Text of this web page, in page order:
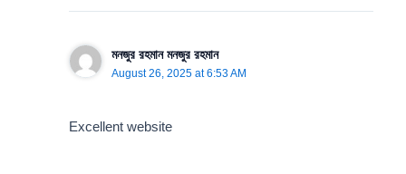
মনজুর রহমান মনজুর রহমান
August 26, 2025 at 6:53 AM
Excellent website